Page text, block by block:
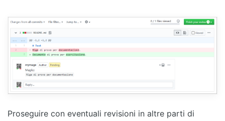
Proseguire con eventuali revisioni in altre parti di